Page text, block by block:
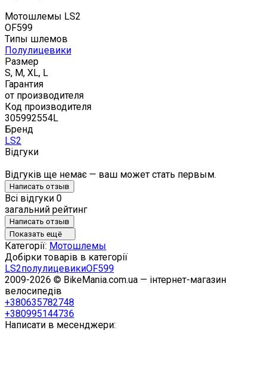
Мотошлемы LS2
OF599
Типы шлемов
Полулицевики
Размер
S, M, XL, L
Гарантия
от производителя
Код производителя
305992554L
Бренд
LS2
Відгуки
Відгуків ще немає — ваш может стать первым.
Написать отзыв
Всі відгуки 0
загальний рейтинг
Написать отзыв
Показать ещё
Категорії: Мотошлемы
Добірки товарів в категорії
LS2полулицевикиOF599
2009-2026 © BikeMania.com.ua — інтернет-магазин
велосипедів
+380635782748
+380995144736
Написати в месенджери: